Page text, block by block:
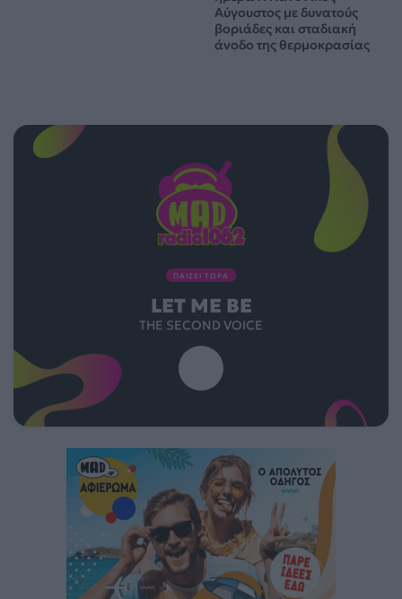
Αύγουστος με δυνατούς
βοριάδες και σταδιακή
άνοδο της θερμοκρασίας
ΠΑΙΖΕΙ ΤΩΡΑ
LET ME BE
THE SECOND VOICE